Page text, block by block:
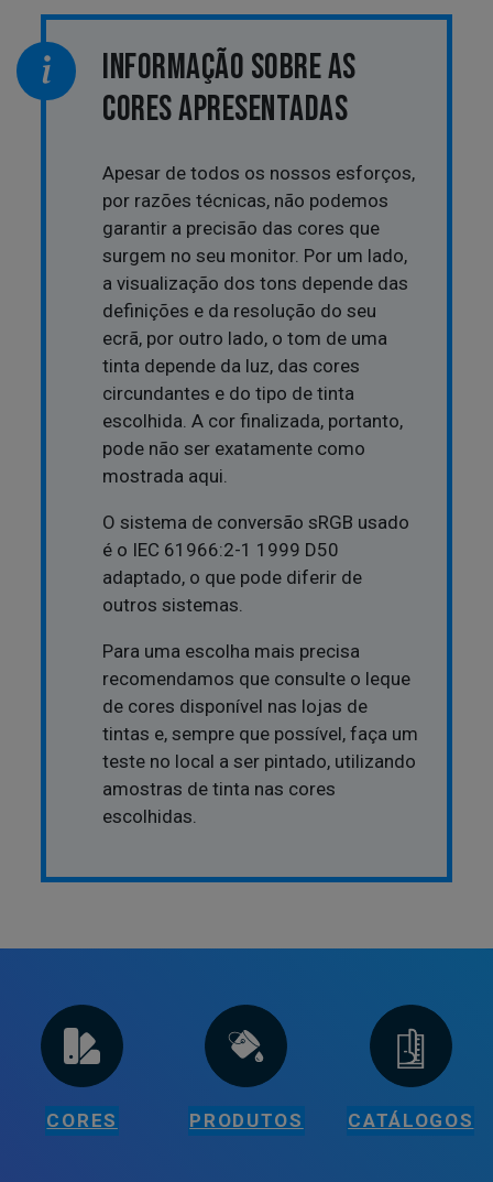
INFORMAÇÃO SOBRE AS
CORES APRESENTADAS
Apesar de todos os nossos esforços,
por razões técnicas, não podemos
garantir a precisão das cores que
surgem no seu monitor. Por um lado,
a visualização dos tons depende das
definições e da resolução do seu
ecrã, por outro lado, o tom de uma
tinta depende da luz, das cores
circundantes e do tipo de tinta
escolhida. A cor finalizada, portanto,
pode não ser exatamente como
mostrada aqui.
O sistema de conversão sRGB usado
é o IEC 61966:2-1 1999 D50
adaptado, o que pode diferir de
outros sistemas.
Para uma escolha mais precisa
recomendamos que consulte o leque
de cores disponível nas lojas de
tintas e, sempre que possível, faça um
teste no local a ser pintado, utilizando
amostras de tinta nas cores
escolhidas.
CORES PRODUTOS CATÁLOGOS